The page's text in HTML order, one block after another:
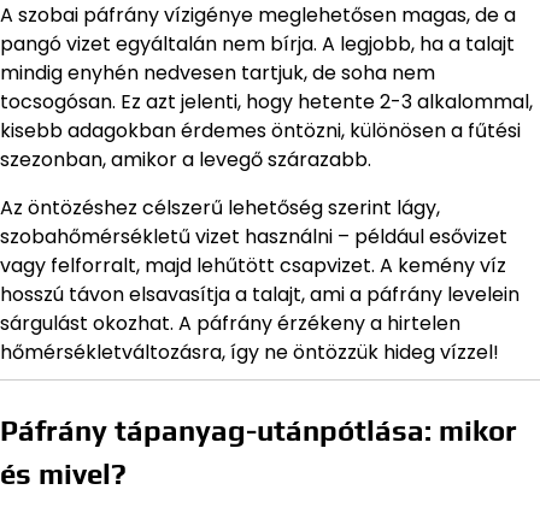
A szobai páfrány vízigénye meglehetősen magas, de a
pangó vizet egyáltalán nem bírja. A legjobb, ha a talajt
mindig enyhén nedvesen tartjuk, de soha nem
tocsogósan. Ez azt jelenti, hogy hetente 2-3 alkalommal,
kisebb adagokban érdemes öntözni, különösen a fűtési
szezonban, amikor a levegő szárazabb.
Az öntözéshez célszerű lehetőség szerint lágy,
szobahőmérsékletű vizet használni – például esővizet
vagy felforralt, majd lehűtött csapvizet. A kemény víz
hosszú távon elsavasítja a talajt, ami a páfrány levelein
sárgulást okozhat. A páfrány érzékeny a hirtelen
hőmérsékletváltozásra, így ne öntözzük hideg vízzel!
Páfrány tápanyag-utánpótlása: mikor
és mivel?